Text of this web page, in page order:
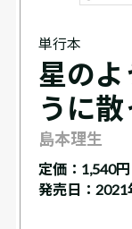
単行本
星のよ
うに散
島本理生
定価： 1,540円
発売日：2021